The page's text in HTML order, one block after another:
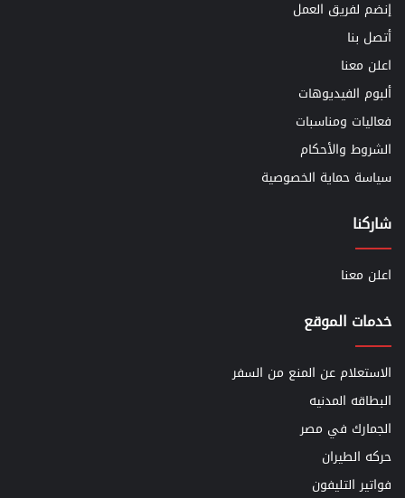
إنضم لفريق العمل
أتصل بنا
اعلن معنا
ألبوم الفيديوهات
فعاليات ومناسبات
الشروط والأحكام
سياسة حماية الخصوصية
شاركنا
اعلن معنا
خدمات الموقع
الاستعلام عن المنع من السفر
البطاقه المدنيه
الجمارك في مصر
حركه الطيران
فواتير التليفون